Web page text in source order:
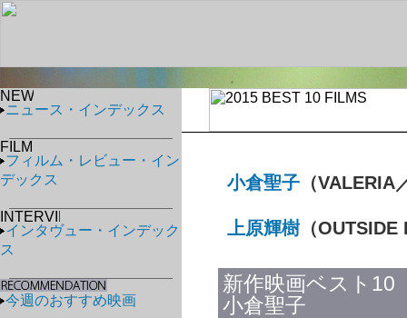
ニュース・インデックス
フィルム・レビュー・イン
デックス
インタヴュー・インデック
ス
今週のおすすめ映画
小倉聖子 （
上原輝樹（OUTSIDE
新作映画ベスト10
小倉聖子